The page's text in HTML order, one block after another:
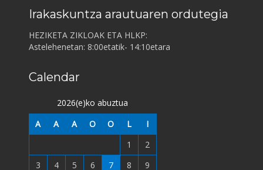
Irakaskuntza arautuaren ordutegia
HEZIKETA ZIKLOAK ETA HLKP:
Astelehenetan: 8:00etatik- 14:10etara
Calendar
2026(e)ko abuztua
A
A A O O L
I
1
2
3
4 5 6 7 8 9